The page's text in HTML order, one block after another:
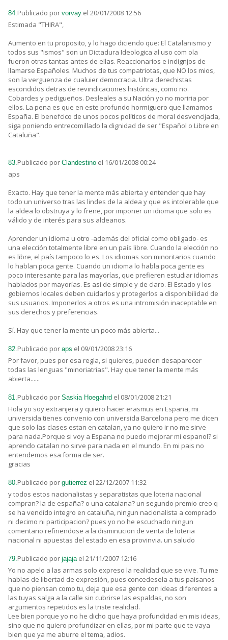
84.Publicado por vorvay el 20/01/2008 12:56
Estimada "THIRA",
Aumento en tu proposito, y lo hago diciendo que: El Catalanismo y
todos sus "ismos" son un Dictadura Ideologica al uso com ola
fueron otras tantas antes de ellas. Reaccionarios e indignjos de
llamarse Españoles. Muchos de tus compatriotas, que NO los mios,
son la verguenza de cualuier democracia. Ultra derechistas
escondidos detras de revindicaciones históricas, como no.
Cobardes y pedigueños. Desleales a su Nación yo no moriria por
ellos. La pena es que en este profundo hormiguero que llamamos
España. El benefcico de unos pocos políticos de moral desvencijada,
siga poniendo entrecomillado la dignidad de ser "Español o Libre en
Cataluña".
83.Publicado por Clandestino el 16/01/2008 00:24
aps
Exacto. Hay que tener la mente más abierta y entender que hay
todo un universo tras las lindes de la aldea y que es intolerable que
la aldea lo obstruya y lo frene, por imponer un idioma que solo es
válido y de interés para sus aldeanos.
Aprender un idioma u otro -además del oficial como obligado- es
una elección totalmente libre en un país libre. Cuando la elección no
es libre, el país tampoco lo es. Los idiomas son minoritarios cuando
lo hablan poca gente. Cuando un idioma lo habla poca gente es
poco interesante para las mayorías, que prefieren estudiar idiomas
hablados por mayorías. Es así de simple y de claro. El Estado y los
gobiernos locales deben cuidarlos y protegerlos a disponibilidad de
sus usuarios. Imponerlos a otros es una intromisión inaceptable en
sus derechos y preferencias.
Sí. Hay que tener la mente un poco más abierta...
82.Publicado por aps el 09/01/2008 23:16
Por favor, pues por esa regla, si quieres, pueden desaparecer
todas las lenguas "minoriatrias". Hay que tener la mente más
abierta......
81.Publicado por Saskia Hoegahrd el 08/01/2008 21:21
Hola yo soy extranjera y quiero hacer erasmus en Espana, mi
universida tienes convenio con universida Barcelona pero me dicen
que solo las clases estan en catalan, ya no quiero ir no me sirve
para nada.Porque si voy a Espana no puedo mejorar mi espanol? si
aprendo catalan no sirve para nada en el mundo. En mi pais no
entendemos esa forma de ser.
gracias
80.Publicado por gutierrez el 22/12/2007 11:32
y todos estos nacionalistas y separatistas que loteria nacional
compran? la de españa? o una catalana? un segundo premio creo q
se ha vendido integro en cataluña, ningun nacionalista a comprado
ni decimo ni participacion? pues yo no he escuchado ningun
comentario refiriendose a la disminucion de venta de loteria
nacional ni apuestas del estado en esa provinvia. un saludo
79.Publicado por jajaja el 21/11/2007 12:16
Yo no apelo a las armas solo expreso la realidad que se vive. Tu me
hablas de libertad de expresión, pues concedesela a tus paisanos
que no piensan como tu, deja que esa gente con ideas diferentes a
las tuyas salga a la calle sin cubrirse las espaldas, no son
argumentos repetidos es la triste realidad.
Lee bien porque yo no he dicho que haya profundidad en mis ideas,
sino que no quiero profundizar en ellas, por mi parte que te vaya
bien que ya me aburre el tema, adios.